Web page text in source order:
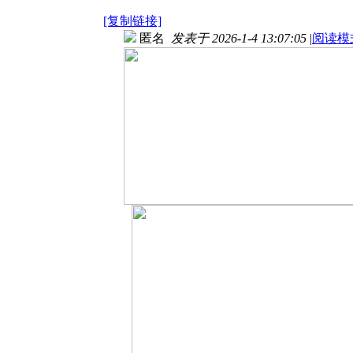
[复制链接]
匿名 发表于 2026-1-4 13:07:05 |阅读模